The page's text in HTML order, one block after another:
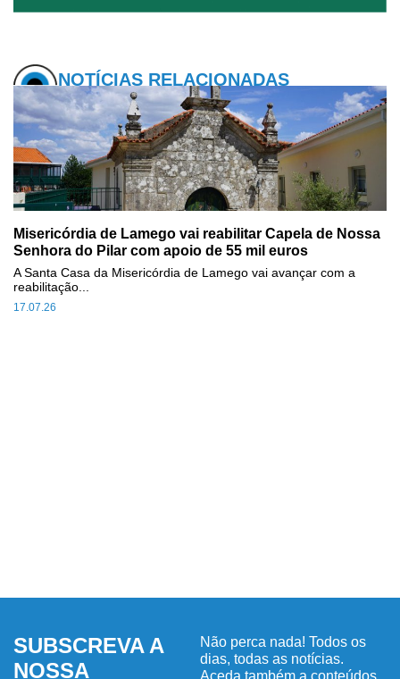
NOTÍCIAS RELACIONADAS
Misericórdia de Lamego vai reabilitar Capela de Nossa
Senhora do Pilar com apoio de 55 mil euros
17.07.26
A Santa Casa da Misericórdia de Lamego vai avançar com a
reabilitação...
SUBSCREVA A
NOSSA
Não perca nada! Todos os
dias, todas as notícias.
Aceda também a conteúdos